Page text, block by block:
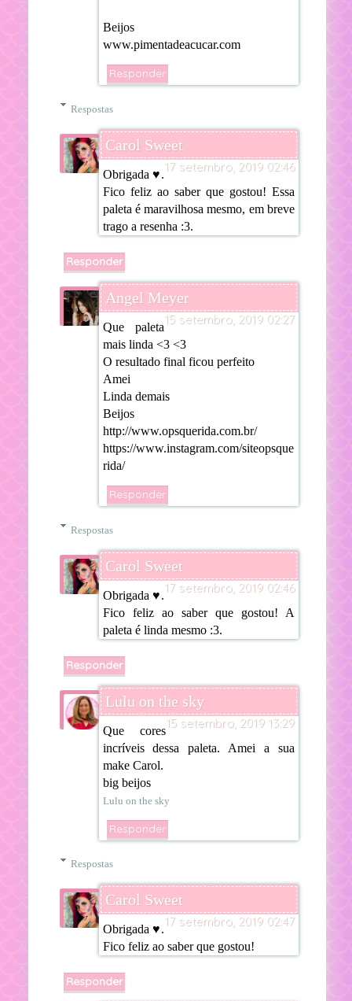
Beijos
www.pimentadeacucar.com
Responder
Respostas
Carol Sweet
17 setembro, 2019 02:46
Obrigada ♥.
Fico feliz ao saber que gostou! Essa
paleta é maravilhosa mesmo, em breve
trago a resenha :3.
Responder
Angel Meyer
15 setembro, 2019 02:27
Que paleta
mais linda <3 <3
O resultado final ficou perfeito
Amei
Linda demais
Beijos
http://www.opsquerida.com.br/
https://www.instagram.com/siteopsque
rida/
Responder
Respostas
Carol Sweet
17 setembro, 2019 02:46
Obrigada ♥.
Fico feliz ao saber que gostou! A
paleta é linda mesmo :3.
Responder
Lulu on the sky
15 setembro, 2019 13:29
Que cores
incríveis dessa paleta. Amei a sua
make Carol.
big beijos
Lulu on the sky
Responder
Respostas
Carol Sweet
17 setembro, 2019 02:47
Obrigada ♥.
Fico feliz ao saber que gostou!
Responder